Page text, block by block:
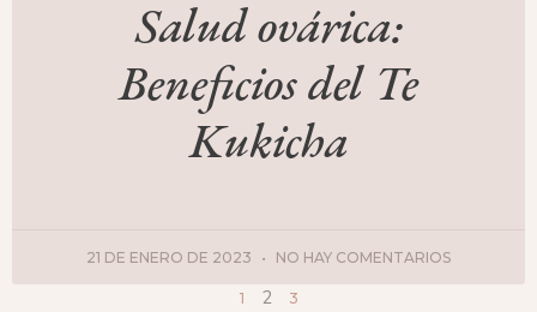
Salud ovárica:
Beneficios del Te
Kukicha
21 DE ENERO DE 2023 NO HAY COMENTARIOS
1 2 3